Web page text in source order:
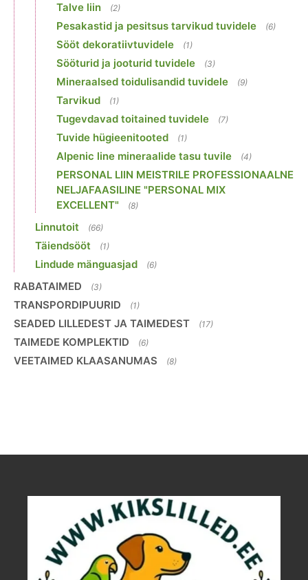
Talve liin (2)
Pesakastid ja pesitsus tarvikud tuvidele (6)
Sööt dekoratiivtuvidele (1)
Sööturid ja jooturid tuvidele (3)
Mineraalsed toidulisandid tuvidele (9)
Tarvikud (1)
Tugevdavad toitained tuvidele (7)
Tuvide hügieenitooted (1)
Alpenic line mineraalide tasu tuvile (4)
PERSONAL LIIN MEISTRILE PROFESSIONAALNE
NELJAFAASILINE "PERSONAL MIX
EXCELLENT"
(8)
Linnutoit (66)
Täiendsööt (1)
Lindude mänguasjad (6)
RABATAIMED (3)
TRANSPORDIPUURID (1)
SEADED LILLEDEST JA TAIMEDEST (17)
TAIMEDE KOMPLEKTID (6)
VEETAIMED KLAASANUMAS (8)